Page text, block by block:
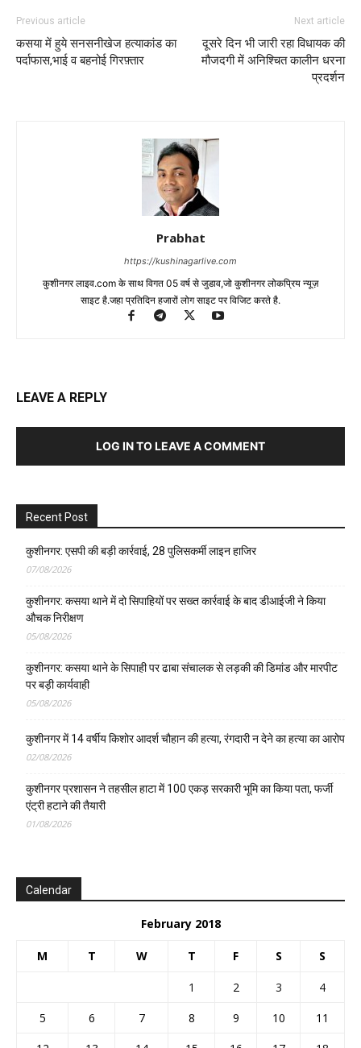
Previous article
कसया में हुये सनसनीखेज हत्याकांड का
पर्दाफास,भाई व बहनोई गिरफ़्तार
Next article
दूसरे दिन भी जारी रहा विधायक की
मौजदगी में अनिश्चित कालीन धरना
प्रदर्शन
Prabhat
https://kushinagarlive.com
कुशीनगर लाइव.com के साथ विगत 05 वर्ष से जुडाव,जो कुशीनगर लोकप्रिय न्यूज़
साइट है.जहा प्रतिदिन हजारों लोग साइट पर विजिट करते है.
LEAVE A REPLY
LOG IN TO LEAVE A COMMENT
Recent Post
कुशीनगर: एसपी की बड़ी कार्रवाई, 28 पुलिसकर्मी लाइन हाजिर
07/08/2026
कुशीनगर: कसया थाने में दो सिपाहियों पर सख्त कार्रवाई के बाद डीआईजी ने किया
औचक निरीक्षण
05/08/2026
कुशीनगर: कसया थाने के सिपाही पर ढाबा संचालक से लड़की की डिमांड और मारपीट
पर बड़ी कार्यवाही
05/08/2026
कुशीनगर में 14 वर्षीय किशोर आदर्श चौहान की हत्या, रंगदारी न देने का हत्या का आरोप
02/08/2026
कुशीनगर प्रशासन ने तहसील हाटा में 100 एकड़ सरकारी भूमि का किया पता, फर्जी
एंट्री हटाने की तैयारी
01/08/2026
Calendar
February 2018
M T W T F S S
1 2 3
4
5
6 7 8 9 10
11